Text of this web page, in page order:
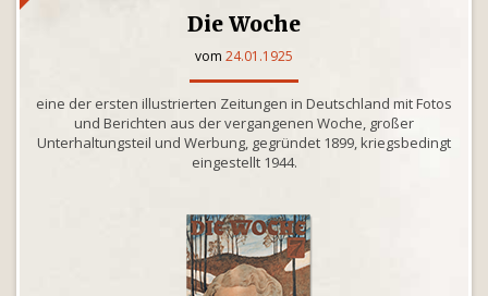
Die Woche
vom 24.01.1925
eine der ersten illustrierten Zeitungen in Deutschland mit Fotos
und Berichten aus der vergangenen Woche, großer
Unterhaltungsteil und Werbung, gegründet 1899, kriegsbedingt
eingestellt 1944.